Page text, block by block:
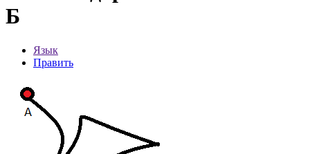
Б
Язык
Править